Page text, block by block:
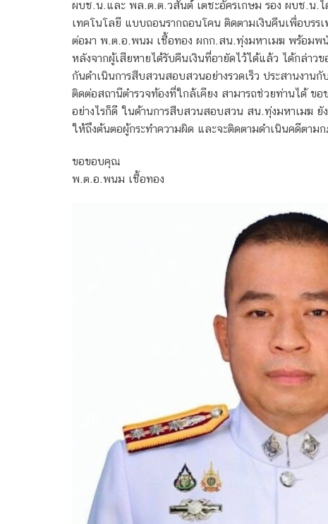
ผบช.น.และ พล.ต.ต.วสันต์ เตชะอัครเกษม รอง ผบช.น.ไ
เทคโนโลยี แบบถอนรากถอนโคน ติดตามเงินคืนเพื่อบรรเ
ต่อมา พ.ต.อ.พนม เชื้อทอง ผกก.สน.ทุ่งมหาเมฆ พร้อมพนั
หลังจากผู้เสียหายได้รับคืนเงินที่อายัดไว้ได้แล้ว ได้กล่า
กันดำเนินการสืบสวนสอบสวนอย่างรวดเร็ว ประสานงาน
ติดต่อสถานีตำรวจท้องที่ใกล้เคียง สามารถช่วยท่านได้ ข
อย่างไรก็ดี ในด้านการสืบสวนสอบสวน สน.ทุ่งมหาเมฆ ยั
ให้ถึงต้นตอผู้กระทำความผิด และจะติดตามดำเนินคดีตาม
ขอขอบคุณ
พ.ต.อ.พนม เชื้อทอง